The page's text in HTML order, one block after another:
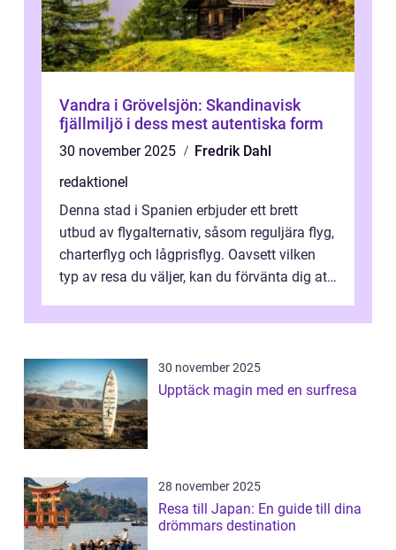
Vandra i Grövelsjön: Skandinavisk
fjällmiljö i dess mest autentiska form
30 november 2025
Fredrik Dahl
redaktionel
Denna stad i Spanien erbjuder ett brett
utbud av flygalternativ, såsom reguljära flyg,
charterflyg och lågprisflyg. Oavsett vilken
typ av resa du väljer, kan du förvänta dig att
30 november 2025
Upptäck magin med en surfresa
28 november 2025
Resa till Japan: En guide till dina
drömmars destination